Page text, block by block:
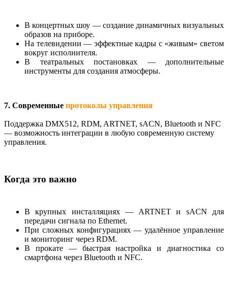
В концертных шоу — создание динамичных визуальных
образов на приборе.
На телевидении — эффектные кадры с «живым» светом
вокруг исполнителя.
В театральных постановках — дополнительные
инструменты для создания атмосферы.
7. Современные протоколы управления
Поддержка DMX512, RDM, ARTNET, sACN, Bluetooth и NFC
— возможность интеграции в любую современную систему
управления.
Когда это важно
В крупных инсталляциях — ARTNET и sACN для
передачи сигнала по Ethernet.
При сложных конфигурациях — удалённое управление
и мониторинг через RDM.
В прокате — быстрая настройка и диагностика со
смартфона через Bluetooth и NFC.